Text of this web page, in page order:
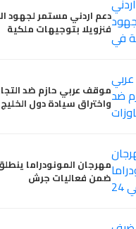
دعم اردني مستمر لجهود
فنزويلا بتوجيهات ملكية
موقف عربي حازم ضد
واختراق سيادة دول الخليج
ضمن فعاليات جرش